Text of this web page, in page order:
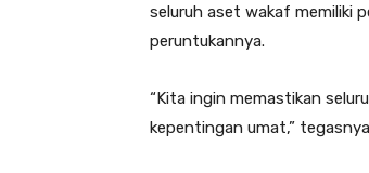
seluruh aset wakaf memiliki
peruntukannya.
“Kita ingin memastikan
kepentingan umat,”